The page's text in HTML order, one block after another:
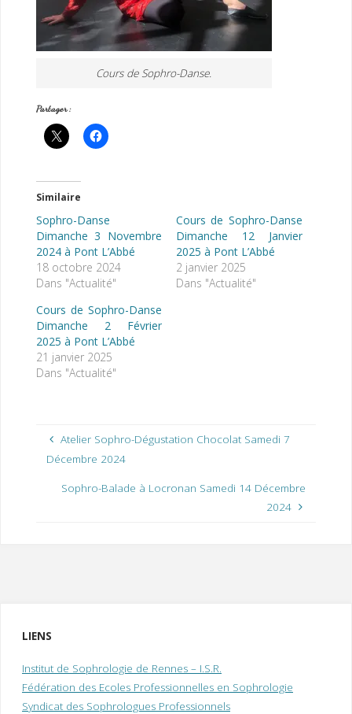
Cours de Sophro-Danse.
Partager :
Similaire
Sophro-Danse
Dimanche 3 Novembre
2024 à Pont L’Abbé
18 octobre 2024
Dans "Actualité"
Cours de Sophro-Danse
Dimanche 12 Janvier
2025 à Pont L’Abbé
2 janvier 2025
Dans "Actualité"
Cours de Sophro-Danse
Dimanche 2 Février
2025 à Pont L’Abbé
21 janvier 2025
Dans "Actualité"
Atelier Sophro-Dégustation Chocolat Samedi 7
Décembre 2024
Sophro-Balade à Locronan Samedi 14 Décembre
2024
LIENS
Institut de Sophrologie de Rennes – I.S.R.
Fédération des Ecoles Professionnelles en Sophrologie
Syndicat des Sophrologues Professionnels